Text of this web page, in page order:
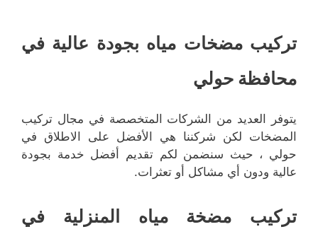
تركيب مضخات مياه بجودة عالية في
محافظة حولي
يتوفر العديد من الشركات المتخصصة في مجال تركيب
المضخات لكن شركننا هي الأفضل على الاطلاق في
حولي ، حيث سنضمن لكم تقديم أفضل خدمة بجودة
عالية ودون أي مشاكل أو تعثرات.
تركيب مضخة مياه المنزلية في